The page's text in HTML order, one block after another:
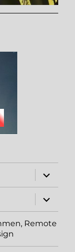
öffnen
öffnen
Remote